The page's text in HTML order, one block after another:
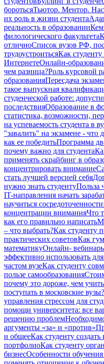
боротьсяТьютор. Ментор.
их роль в жизни студента
реальность в образованииКем
филологического факультета
отличноСписок вузов РФ,
трудоустроитьсяКак
ИнтернетеОнлайн-
чем разница?Роль курсовой
образованияПересдача
такое выпускная
студенческой работе:
последствияОбразование в
статистика, возможности,
на успеваемость студента в
"завалить" на экзамене - что
как ее победитьПрограмма
почему важно для студента
применять скрайбинг в
концентрировать внимание
стать лучшей версией себя
нужно знать студентуПольза
IT-направления начать
научиться
концентрации вниманияЧто
как его правильно написать
– что выбрать?Как студенту
практических советовКак
математикуОнлайн-
эффективно использовать
частом вузеКак студенту
пользе самообразования
почему это дороже, чем
поступать в московские вузы?
управления стрессом для
помощи университета: все
решению проблем
аргументы «за» и «против»
и общееКак студенту создать
портфолиоКак студенту
бизнесОсобенности